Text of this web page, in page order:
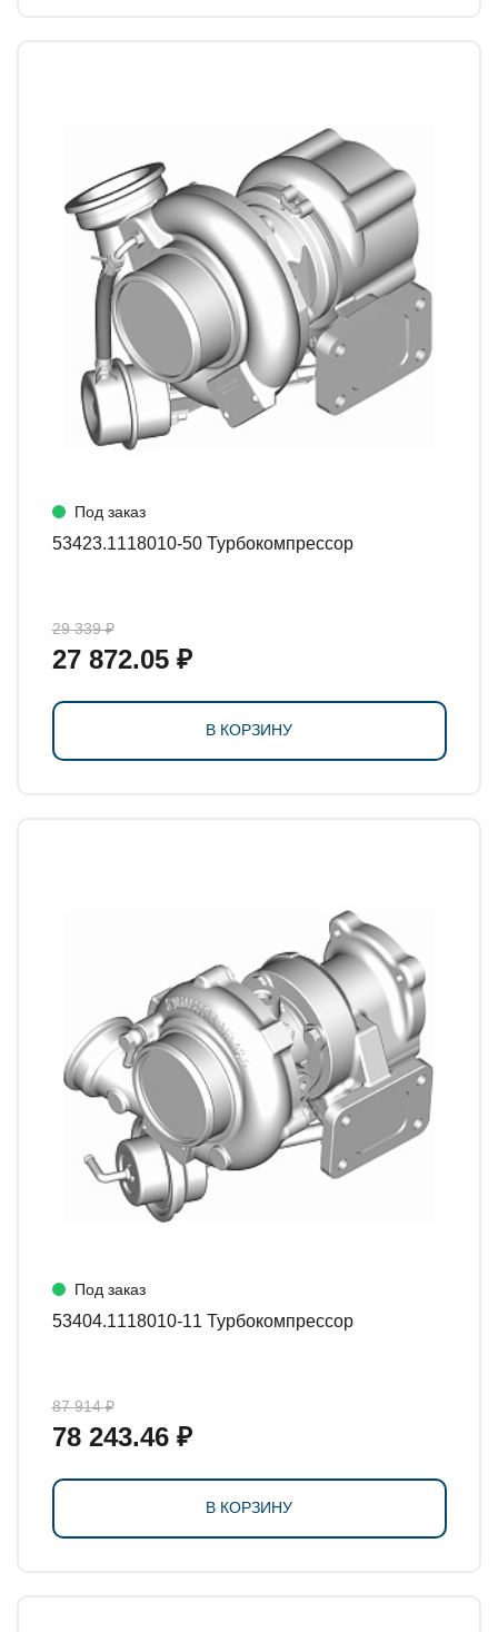
Под заказ
53423.1118010-50 Турбокомпрессор
29 339 ₽
27 872.05 ₽
В КОРЗИНУ
Под заказ
53404.1118010-11 Турбокомпрессор
87 914 ₽
78 243.46 ₽
В КОРЗИНУ